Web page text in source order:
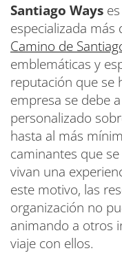
Santiago Ways
especializada más
Camino de
emblemáticas y
reputación que se
empresa se debe
personalizado
hasta al más
caminantes que
vivan una
este motivo, las
organización no
animando a otros
viaje con ellos.